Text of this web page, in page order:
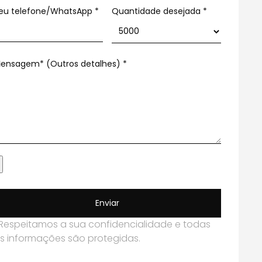
telefone/WhatsApp * Quantidade desejada *
(Outros detalhes) *
Enviar
a sua confidencialidade e todas
informações são protegidas.